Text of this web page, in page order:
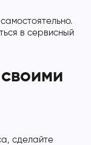
в сервисный
сделайте